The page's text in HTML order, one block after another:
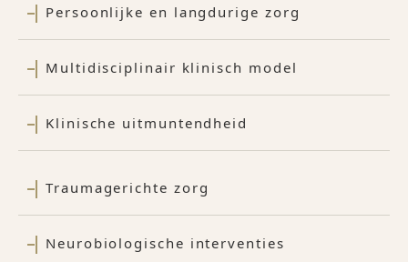
Persoonlijke en langdurige zorg
Multidisciplinair klinisch model
Klinische uitmuntendheid
Traumagerichte zorg
Neurobiologische interventies